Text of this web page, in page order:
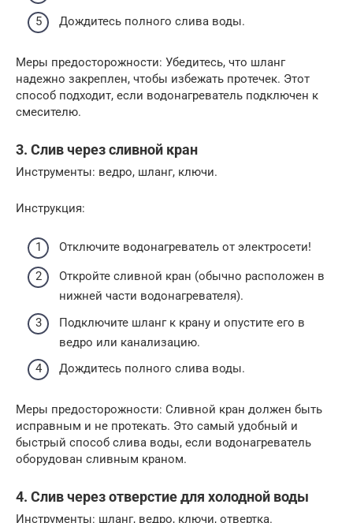
Дождитесь полного слива воды.
Меры предосторожности: Убедитесь, что шланг
надежно закреплен, чтобы избежать протечек. Этот
способ подходит, если водонагреватель подключен к
смесителю.
3. Слив через сливной кран
Инструменты: ведро, шланг, ключи.
Инструкция:
Отключите водонагреватель от электросети!
Откройте сливной кран (обычно расположен в
нижней части водонагревателя).
Подключите шланг к крану и опустите его в
ведро или канализацию.
Дождитесь полного слива воды.
Меры предосторожности: Сливной кран должен быть
исправным и не протекать. Это самый удобный и
быстрый способ слива воды, если водонагреватель
оборудован сливным краном.
4. Слив через отверстие для холодной воды
Инструменты: шланг, ведро, ключи, отвертка.